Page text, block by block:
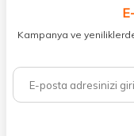
kişisel bakım hem de
buluşturuyoruz. Artık
ihtiyacınız olan her şeyi
%100 orijinal kozmetik
vücudunuzu desteklemek
minerallere kadar
Kampanya ve